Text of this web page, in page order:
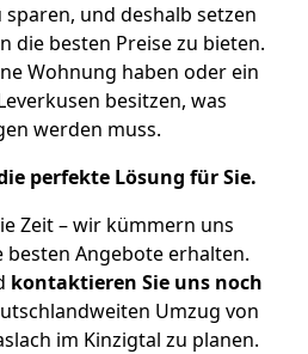
sparen, und deshalb setzen
die besten Preise zu bieten.
Wohnung haben oder ein
besitzen, was
werden muss.
perfekte Lösung für Sie.
Zeit – wir kümmern uns
besten Angebote erhalten.
kontaktieren Sie uns noch
Umzug von
im Kinzigtal zu planen.